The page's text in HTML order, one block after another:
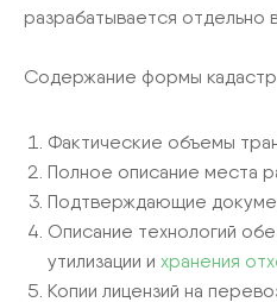
разрабатывается отдельно
Содержание формы
Фактические объемы
Полное описание места
Подтверждающие
Описание технологий
утилизации и хранения
Копии лицензий на